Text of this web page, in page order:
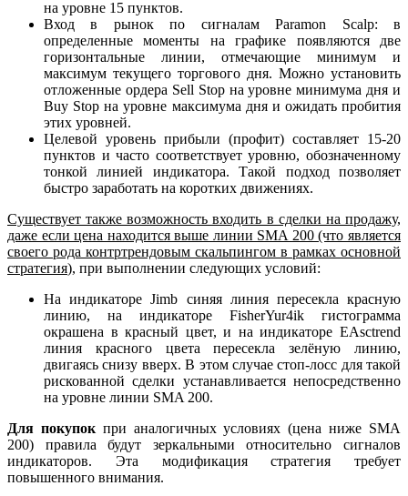
на уровне 15 пунктов.
Вход в рынок по сигналам Paramon Scalp: в
определенные моменты на графике появляются две
горизонтальные линии, отмечающие минимум и
максимум текущего торгового дня. Можно установить
отложенные ордера Sell Stop на уровне минимума дня и
Buy Stop на уровне максимума дня и ожидать пробития
этих уровней.
Целевой уровень прибыли (профит) составляет 15-20
пунктов и часто соответствует уровню, обозначенному
тонкой линией индикатора. Такой подход позволяет
быстро заработать на коротких движениях.
Существует также возможность входить в сделки на продажу,
даже если цена находится выше линии SMA 200 (что является
своего рода контртрендовым скальпингом в рамках основной
стратегия), при выполнении следующих условий:
На индикаторе Jimb синяя линия пересекла красную
линию, на индикаторе FisherYur4ik гистограмма
окрашена в красный цвет, и на индикаторе EAsctrend
линия красного цвета пересекла зелёную линию,
двигаясь снизу вверх. В этом случае стоп-лосс для такой
рискованной сделки устанавливается непосредственно
на уровне линии SMA 200.
Для покупокпри аналогичных условиях (цена ниже SMA
200) правила будут зеркальными относительно сигналов
индикаторов. Эта модификациястратегия требует
повышенного внимания.